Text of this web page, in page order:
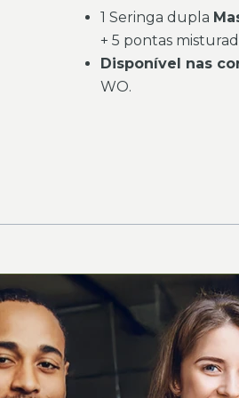
1 Seringa dupla
+ 5 pontas
Disponível nas
WO.